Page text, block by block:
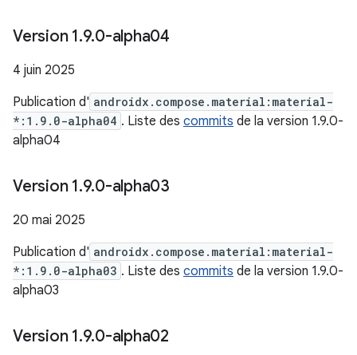
Version 1.9.0-alpha04
4 juin 2025
Publication d' androidx.compose.material:material-
*:1.9.0-alpha04 . Liste des commits de la version 1.9.0-
alpha04
Version 1.9.0-alpha03
20 mai 2025
Publication d' androidx.compose.material:material-
*:1.9.0-alpha03 . Liste des commits de la version 1.9.0-
alpha03
Version 1.9.0-alpha02